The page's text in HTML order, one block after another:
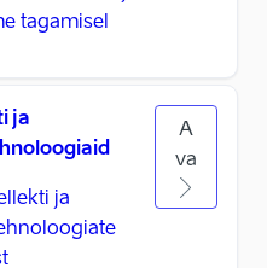
tagamisel
ja
ja
A
va